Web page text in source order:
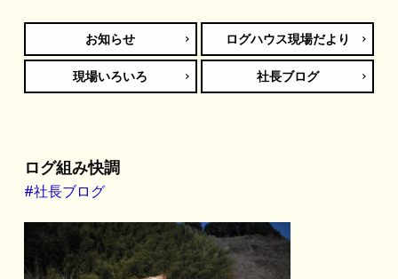
お知らせ ログハウス現場だより
現場いろいろ 社長ブログ
ログ組み快調
#社長ブログ